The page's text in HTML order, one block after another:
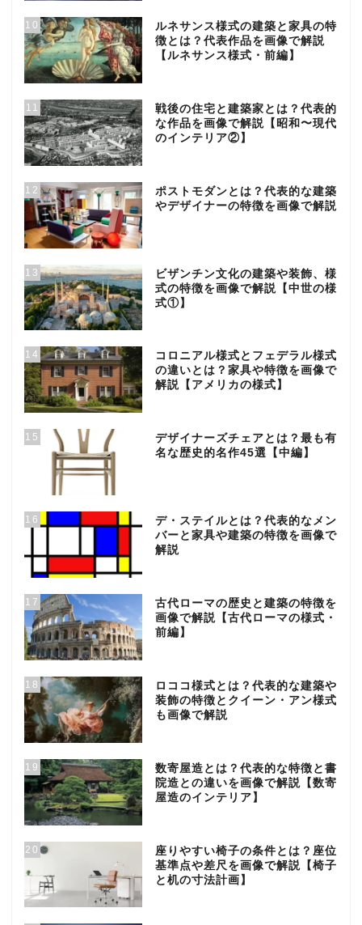
10
ルネサンス様式の建築と家具の特
徴とは？代表作品を画像で解説
【ルネサンス様式・前編】
11
戦後の住宅と建築家とは？代表的
な作品を画像で解説【昭和〜現代
のインテリア②】
12
ポストモダンとは？代表的な建築
やデザイナーの特徴を画像で解説
13
ビザンチン文化の建築や装飾、様
式の特徴を画像で解説【中世の様
式①】
14
コロニアル様式とフェデラル様式
の違いとは？家具や特徴を画像で
解説【アメリカの様式】
15
デザイナーズチェアとは？最も有
名な歴史的名作45選【中編】
16
デ・ステイルとは？代表的なメン
バーと家具や建築の特徴を画像で
解説
17
古代ローマの歴史と建築の特徴を
画像で解説【古代ローマの様式・
前編】
18
ロココ様式とは？代表的な建築や
装飾の特徴とクイーン・アン様式
も画像で解説
19
数寄屋造とは？代表的な特徴と書
院造との違いを画像で解説【数寄
屋造のインテリア】
20
座りやすい椅子の条件とは？座位
基準点や差尺を画像で解説【椅子
と机の寸法計画】